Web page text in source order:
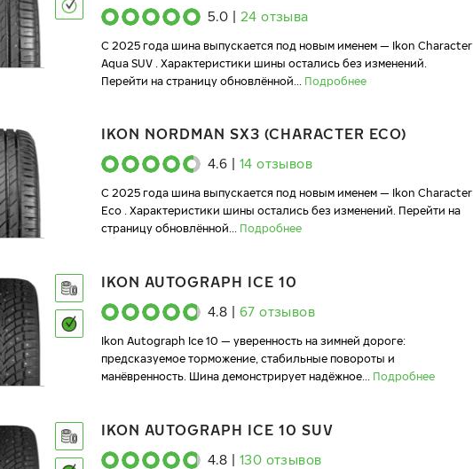
5.0 24 отзыва
C 2025 года шина выпускается под новым именем — Ikon Character
Aqua SUV . Характеристики шины остались без изменений.
Перейти на страницу обновлённой... Подробнее
IKON NORDMAN SX3 (CHARACTER ECO)
4.6 14 отзывов
C 2025 года шина выпускается под новым именем — Ikon Character
Eco . Характеристики шины остались без изменений. Перейти на
страницу обновлённой... Подробнее
IKON AUTOGRAPH ICE 10
4.8 67 отзывов
Ikon Autograph Ice 10 — уверенность на зимней дороге:
предсказуемое торможение, стабильные повороты и
манёвренность. Шина демонстрирует надёжное... Подробнее
IKON AUTOGRAPH ICE 10 SUV
4.8 130 отзывов